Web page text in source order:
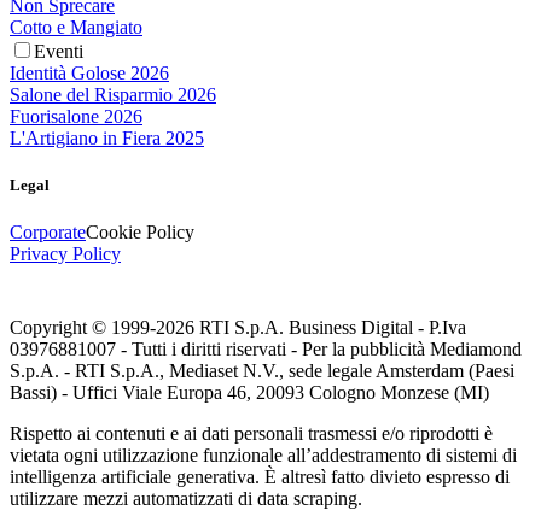
Non Sprecare
Cotto e Mangiato
Eventi
Identità Golose 2026
Salone del Risparmio 2026
Fuorisalone 2026
L'Artigiano in Fiera 2025
Legal
CorporateCookie Policy
Privacy Policy
Copyright © 1999-2026 RTI S.p.A. Business Digital - P.Iva
03976881007 - Tutti i diritti riservati - Per la pubblicità Mediamond
S.p.A. - RTI S.p.A., Mediaset N.V., sede legale Amsterdam (Paesi
Bassi) - Uffici Viale Europa 46, 20093 Cologno Monzese (MI)
Rispetto ai contenuti e ai dati personali trasmessi e/o riprodotti è
vietata ogni utilizzazione funzionale all’addestramento di sistemi di
intelligenza artificiale generativa. È altresì fatto divieto espresso di
utilizzare mezzi automatizzati di data scraping.